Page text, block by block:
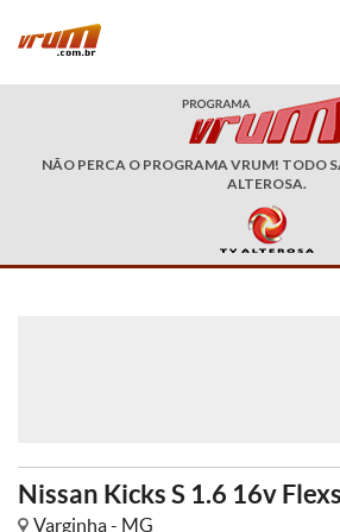
NÃO PERCA O PROGRAMA VRUM! TODO
ALTEROSA.
Nissan Kicks S 1.6 16v
Varginha - MG